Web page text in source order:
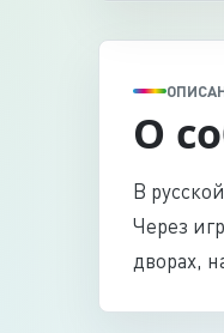
О
В
Через
дворах,